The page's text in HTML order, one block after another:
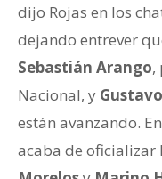
dijo Rojas en los
dejando entrever
Sebastián Arango,
Nacional, y
están avanzando.
acaba de